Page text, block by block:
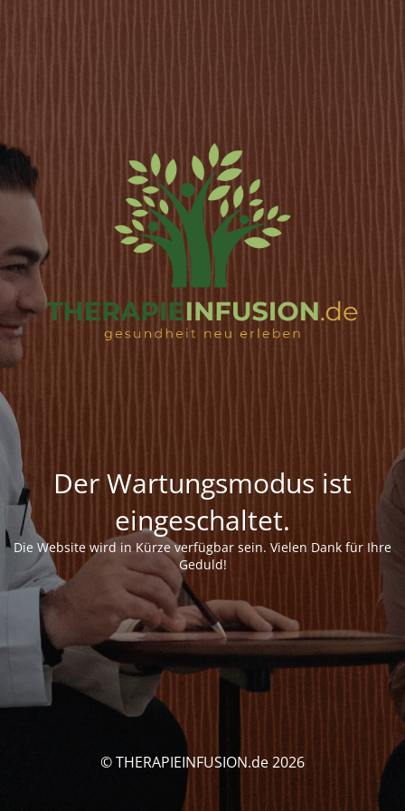
Der Wartungsmodus ist
eingeschaltet.
Die Website wird in Kürze verfügbar sein. Vielen Dank für Ihre
Geduld!
© THERAPIEINFUSION.de 2026